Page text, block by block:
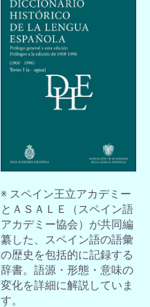
※ スペイン王立アカデミー
とＡＳＡＬＥ（スペイン語
アカデミー協会）が共同編
纂した、スペイン語の語彙
の歴史を包括的に記録する
辞書。語源・形態・意味の
変化を詳細に解説していま
す。